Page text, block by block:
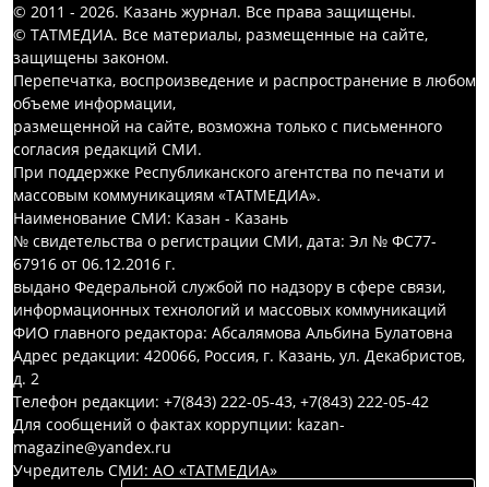
© 2011 - 2026. Казань журнал. Все права защищены.
© ТАТМЕДИА. Все материалы, размещенные на сайте,
защищены законом.
Перепечатка, воспроизведение и распространение в любом
объеме информации,
размещенной на сайте, возможна только с письменного
согласия редакций СМИ.
При поддержке Республиканского агентства по печати и
массовым коммуникациям «ТАТМЕДИА».
Наименование СМИ: Казан - Казань
№ свидетельства о регистрации СМИ, дата: Эл № ФС77-
67916 от 06.12.2016 г.
выдано Федеральной службой по надзору в сфере связи,
информационных технологий и массовых коммуникаций
ФИО главного редактора: Абсалямова Альбина Булатовна
Адрес редакции: 420066, Россия, г. Казань, ул. Декабристов,
д. 2
Телефон редакции: +7(843) 222-05-43, +7(843) 222-05-42
Для сообщений о фактах коррупции: kazan-
magazine@yandex.ru
Учредитель СМИ: АО «ТАТМЕДИА»